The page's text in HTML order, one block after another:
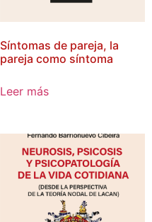
Síntomas de pareja, la
pareja como síntoma
Leer más